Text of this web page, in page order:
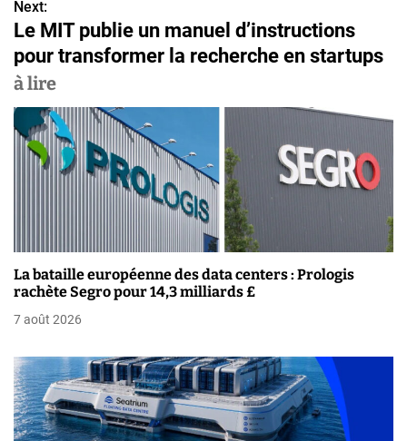
v
i
g
a
n
d
e
l
’
a
Next:
Le MIT publie un manuel d’instructions
pour transformer la recherche en startups
à lire
La bataille européenne des data centers : Prologis
rachète Segro pour 14,3 milliards £
7 août 2026